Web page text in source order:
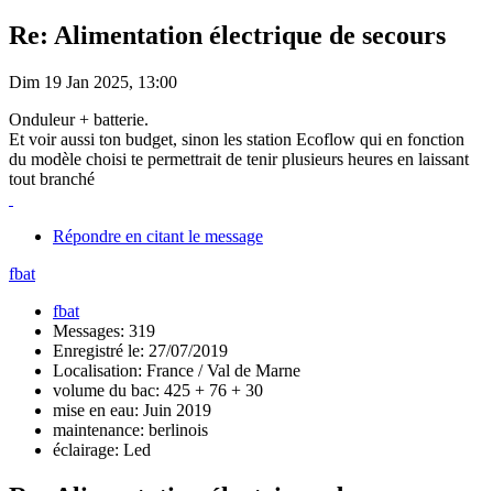
Re: Alimentation électrique de secours
Dim 19 Jan 2025, 13:00
Onduleur + batterie.
Et voir aussi ton budget, sinon les station Ecoflow qui en fonction
du modèle choisi te permettrait de tenir plusieurs heures en laissant
tout branché
Répondre en citant le message
fbat
fbat
Messages: 319
Enregistré le: 27/07/2019
Localisation: France / Val de Marne
volume du bac: 425 + 76 + 30
mise en eau: Juin 2019
maintenance: berlinois
éclairage: Led